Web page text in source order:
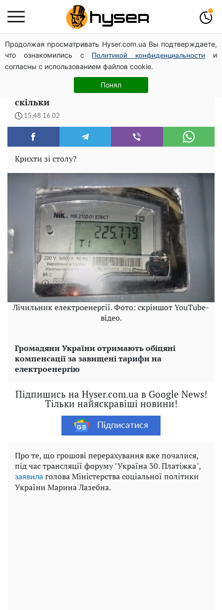
Продолжая просматривать Hyser.com.ua Вы подтверждаете,
что ознакомились с
Политикой конфиденциальности
и
согласны с использованием файлов cookie.
Понял
Новий притулок для осколків ОПЗЖ: як "Партія миру"
Новинського знову з'явилася в інформаційному полі
В Україні роздадуть компенсації за
дорогу електроенергію: хто отримає і
скільки
15:48 16.02
Крихти зі столу?
Лічильник електроенергії. Фото: скріншот YouTube-
відео.
Громадяни України отримають обіцяні
компенсації за завищені тарифи на
електроенергію
Підпишись на Hyser.com.ua в Google News!
Тільки найяскравіші новини!
Підписатися
Про те, що грошові перерахування вже почалися,
під час трансляції форуму "Україна 30. Платіжка",
заявила голова Міністерства соціальної політики
України Марина Лазебна.